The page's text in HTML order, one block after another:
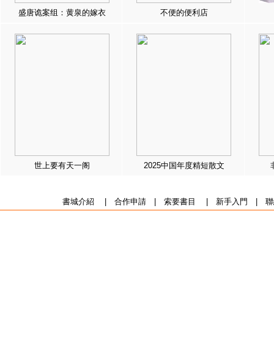
盛唐诡案组：黄泉的嫁衣 不便的便利店
世上要有天一阁 2025中国年度精短散文
書城介紹 合作申請| 索要書目 新手入門